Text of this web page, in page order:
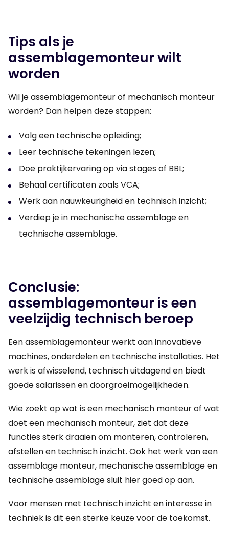
Tips als je
assemblagemonteur wilt
worden
Wil je assemblagemonteur of mechanisch monteur
worden? Dan helpen deze stappen:
Volg een technische opleiding;
Leer technische tekeningen lezen;
Doe praktijkervaring op via stages of BBL;
Behaal certificaten zoals VCA;
Werk aan nauwkeurigheid en technisch inzicht;
Verdiep je in mechanische assemblage en
technische assemblage.
Conclusie:
assemblagemonteur is een
veelzijdig technisch beroep
Een assemblagemonteur werkt aan innovatieve
machines, onderdelen en technische installaties. Het
werk is afwisselend, technisch uitdagend en biedt
goede salarissen en doorgroeimogelijkheden.
Wie zoekt op wat is een mechanisch monteur of wat
doet een mechanisch monteur, ziet dat deze
functies sterk draaien om monteren, controleren,
afstellen en technisch inzicht. Ook het werk van een
assemblage monteur, mechanische assemblage en
technische assemblage sluit hier goed op aan.
Voor mensen met technisch inzicht en interesse in
techniek is dit een sterke keuze voor de toekomst.